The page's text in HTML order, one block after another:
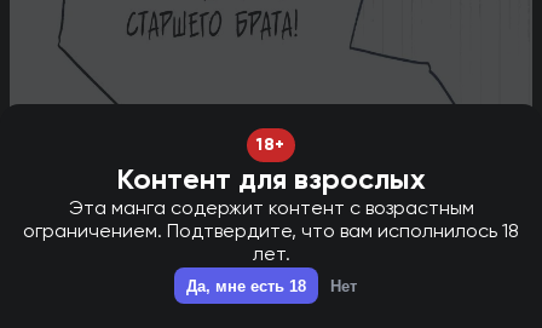
18+
Контент для взрослых
Эта манга содержит контент с возрастным
ограничением. Подтвердите, что вам исполнилось 18
лет.
Да, мне есть 18 Нет
НОВАЯ ГЛАВА В ТГ - НАЖМИ ДЛЯ ПЕРЕХОДА!